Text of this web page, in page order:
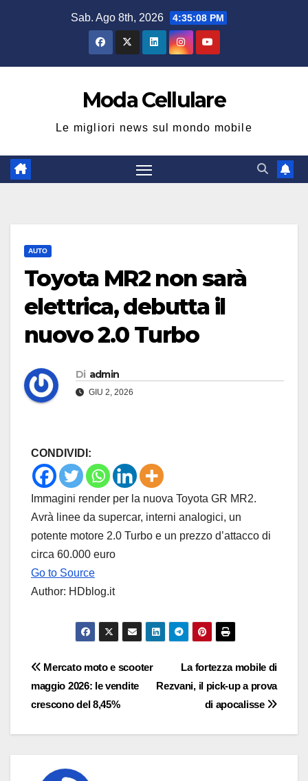
Sab. Ago 8th, 2026 4:35:09 PM
Moda Cellulare
Le migliori news sul mondo mobile
AUTO
Toyota MR2 non sarà
elettrica, debutta il
nuovo 2.0 Turbo
Di admin
GIU 2, 2026
CONDIVIDI:
Immagini render per la nuova Toyota GR MR2.
Avrà linee da supercar, interni analogici, un
potente motore 2.0 Turbo e un prezzo d’attacco di
circa 60.000 euro
Go to Source
Author: HDblog.it
Navigazione
articoli
La fortezza mobile di
Rezvani, il pick-up a prova
di apocalisse
Mercato moto e scooter
maggio 2026: le vendite
crescono del 8,45%